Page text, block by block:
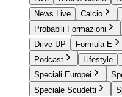
News Live
Calcio
Probabili Formazioni
Drive UP
Formula E
Podcast
Lifestyle
Speciali Europei
Speciale Scudetti